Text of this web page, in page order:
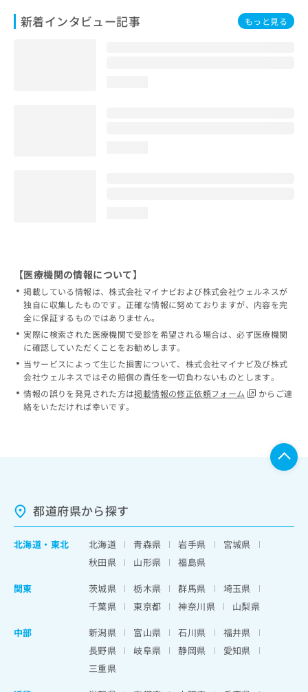
新着インタビュー記事 もっと見る
【医療機関の情報について】
掲載している情報は、株式会社マイナビおよび株式会社ウェルネスが
独自に収集したものです。正確な情報に努めておりますが、内容を完
全に保証するものではありません。
実際に検索された医療機関で受診を希望される場合は、必ず医療機関
に確認していただくことをお勧めします。
当サービスによって生じた損害について、株式会社マイナビ及び株式
会社ウェルネスではその賠償の責任を一切負わないものとします。
情報の誤りを発見された方は掲載情報の修正依頼フォーム
からご連
絡をいただければ幸いです。
都道府県から探す
北海道 ・ 東北 北海道 青森県 岩手県
宮城県
秋田県
山形県
福島県
関東
茨城県 栃木県 群馬県
埼玉県
千葉県
東京都 神奈川県
山梨県
中部
新潟県 富山県 石川県
福井県
長野県
岐阜県 静岡県
愛知県
三重県